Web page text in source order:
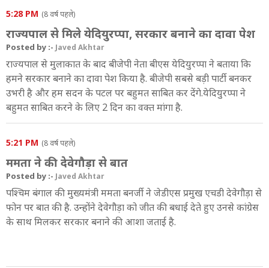
5:28 PM (8 वर्ष पहले)
राज्यपाल से मिले येदियुरप्पा, सरकार बनाने का दावा पेश
Posted by :- Javed Akhtar
राज्यपाल से मुलाकात के बाद बीजेपी नेता बीएस येदियुरप्पा ने बताया कि
हमने सरकार बनाने का दावा पेश किया है. बीजेपी सबसे बड़ी पार्टी बनकर
उभरी है और हम सदन के पटल पर बहुमत साबित कर देंगे.येदियुरप्पा ने
बहुमत साबित करने के लिए 2 दिन का वक्त मांगा है.
5:21 PM (8 वर्ष पहले)
ममता ने की देवेगौड़ा से बात
Posted by :- Javed Akhtar
पश्चिम बंगाल की मुख्यमंत्री ममता बनर्जी ने जेडीएस प्रमुख एचडी देवेगौड़ा से
फोन पर बात की है. उन्होंने देवेगौड़ा को जीत की बधाई देते हुए उनसे कांग्रेस
के साथ मिलकर सरकार बनाने की आशा जताई है.